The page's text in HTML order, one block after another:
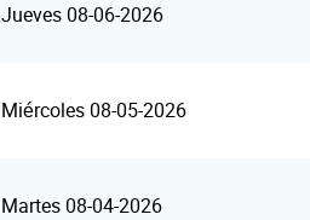
Jueves 08-06-2026
Miércoles 08-05-2026
Martes 08-04-2026